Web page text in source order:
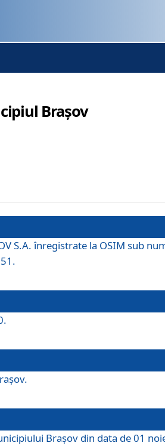
Brașov
S.A. înregistrate la OSIM sub
Brașov din data de 01